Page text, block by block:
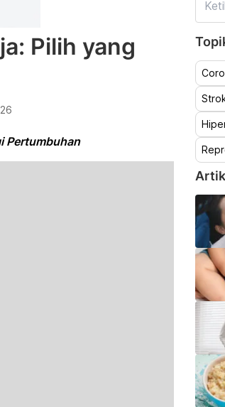
Pilih yang
Pertumbuhan